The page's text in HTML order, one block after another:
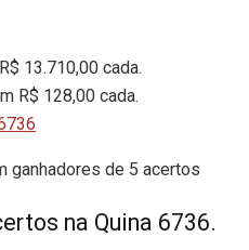
13.710,00 cada.
R$ 128,00 cada.
ganhadores de 5 acertos
na Quina 6736.